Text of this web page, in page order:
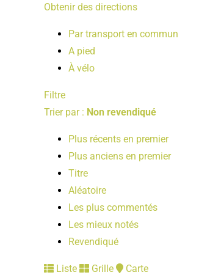
Obtenir des directions
Par transport en commun
A pied
À vélo
Filtre
Trier par : Non revendiqué
Plus récents en premier
Plus anciens en premier
Titre
Aléatoire
Les plus commentés
Les mieux notés
Revendiqué
Liste Grille Carte